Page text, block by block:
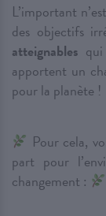
L’important
des objectifs
atteignables
apportent un
pour la planète !
Pour cela,
part pour
changement :